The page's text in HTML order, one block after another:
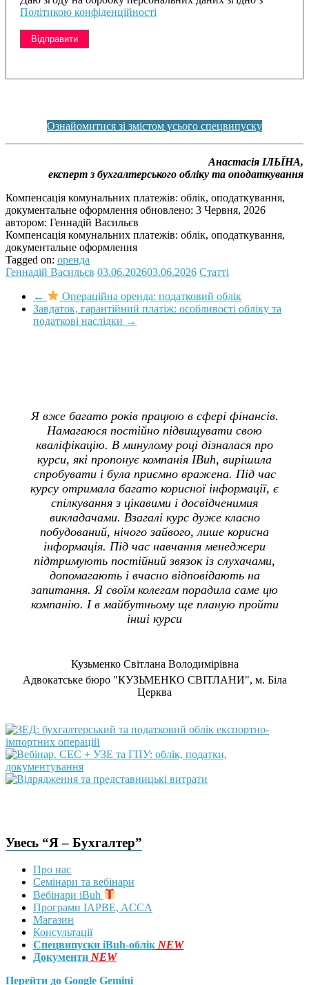
Політикою конфіденційності
Ознайомитися зі змістом усього спецвипуску
Анастасія ІЛЬЇНА,
експерт з бухгалтерського обліку та оподаткування
Компенсація комунальних платежів: облік, оподаткування,
документальне оформлення обновлено: 3 Червня, 2026
автором: Геннадій Васильєв
Компенсація комунальних платежів: облік, оподаткування,
документальне оформлення
Tagged on: оренда
Геннадій Васильєв 03.06.202603.06.2026 Статті
←
Операційна оренда: податковий облік
Завдаток, гарантійний платіж: особливості обліку та
податкові наслідки →
Я вже багато років працюю в сфері фінансів.
Намагаюся постійно підвищувати свою
кваліфікацію. В минулому році дізналася про
курси, які пропонує компанія IBuh, вирішила
спробувати і була приємно вражена. Під час
курсу отримала багато корисної інформації, є
спілкування з цікавими і досвідченимия
викладачами. Взагалі курс дуже класно
побудований, нічого зайвого, лише корисна
інформація. Під час навчання менеджери
підтримують постійний звязок із слухачами,
допомагають і вчасно відповідають на
запитання. Я своїм колегам порадила саме цю
компанію. І в майбутньому ще планую пройти
інші курси
Кузьменко Світлана Володимірівна
Адвокатське бюро "КУЗЬМЕНКО СВІТЛАНИ", м. Біла
Церква
Увесь “Я – Бухгалтер”
Про нас
Семінари та вебінари
Вебінари iBuh
Програми IAPBE, ACCA
Магазин
Консультації
Спецвипуски iBuh-облік NEW
Документи NEW
Перейти до Google Gemini